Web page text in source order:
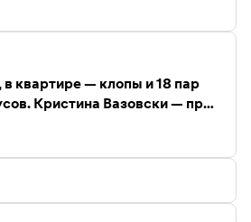
от наших партнеров:
на первую сессию с
для заказа цветов и подарков с
заказ по промо-коду
Jivi_Xorosho
квартире — клопы и 18 пар
Кристина Вазовски — про